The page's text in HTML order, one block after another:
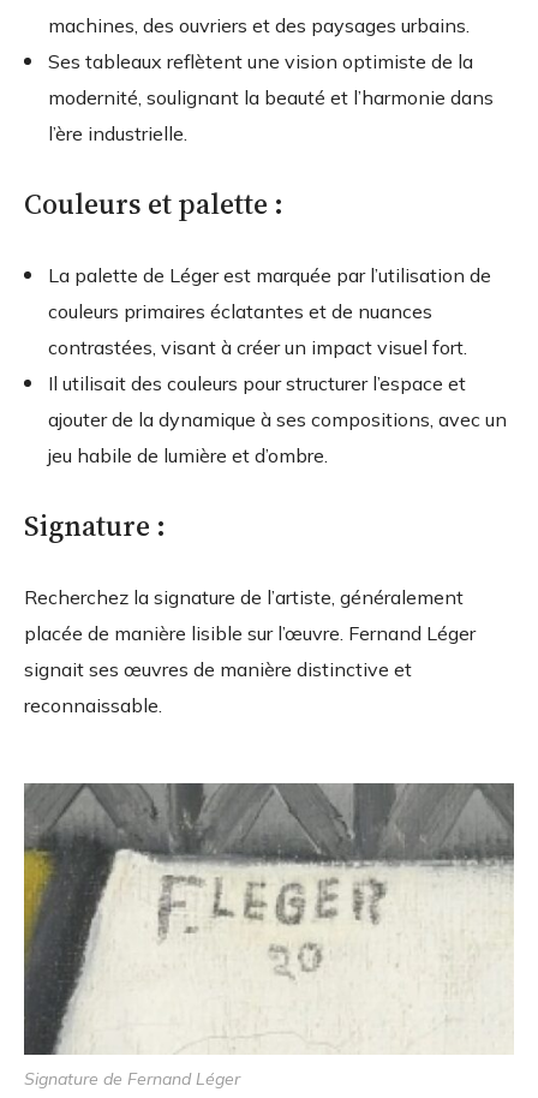
machines, des ouvriers et des paysages urbains.
Ses tableaux reflètent une vision optimiste de la
modernité, soulignant la beauté et l’harmonie dans
l’ère industrielle.
Couleurs et palette :
La palette de Léger est marquée par l’utilisation de
couleurs primaires éclatantes et de nuances
contrastées, visant à créer un impact visuel fort.
Il utilisait des couleurs pour structurer l’espace et
ajouter de la dynamique à ses compositions, avec un
jeu habile de lumière et d’ombre.
Signature :
Recherchez la signature de l’artiste, généralement
placée de manière lisible sur l’œuvre. Fernand Léger
signait ses œuvres de manière distinctive et
reconnaissable.
Signature de Fernand Léger